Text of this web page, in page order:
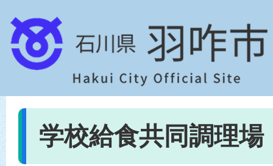
学校給食共同調理場